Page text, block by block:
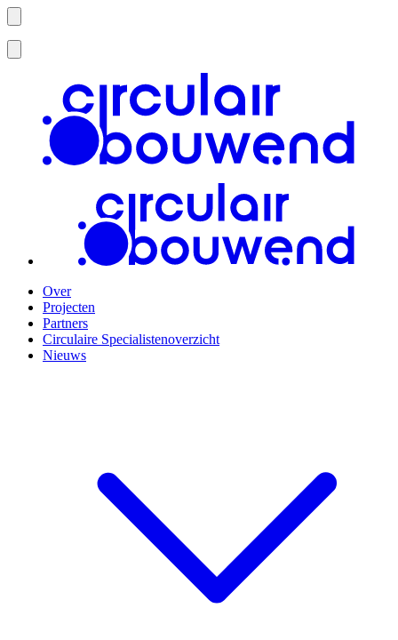
Over
Projecten
Partners
Circulaire Specialistenoverzicht
Nieuws